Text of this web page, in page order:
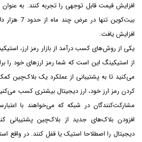
افزایش یافت.
از استیکینگ این است که شما رمز ارزهای خود
می‌کنید تا به پشتیبانی از عملکرد یک بلاک‌چین
کردن رمز ارز خود، ارز دیجیتال بیشتری کسب
مشارکت‌کنندگان در شبکه که می‌خواهند با
افزودن بلاک‌های جدید از بلاک‌چین پشتیبانی
دیجیتال را اصطلاحا استیک یا قفل کنند. در واقع